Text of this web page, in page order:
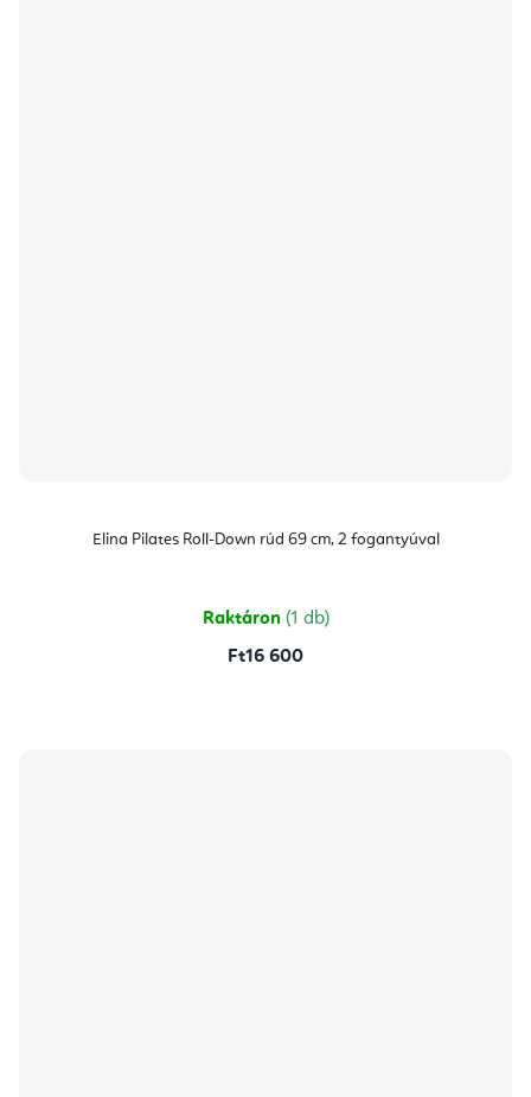
Elina Pilates Roll-Down rúd 69 cm, 2 fogantyúval
Raktáron (1 db)
Ft16 600